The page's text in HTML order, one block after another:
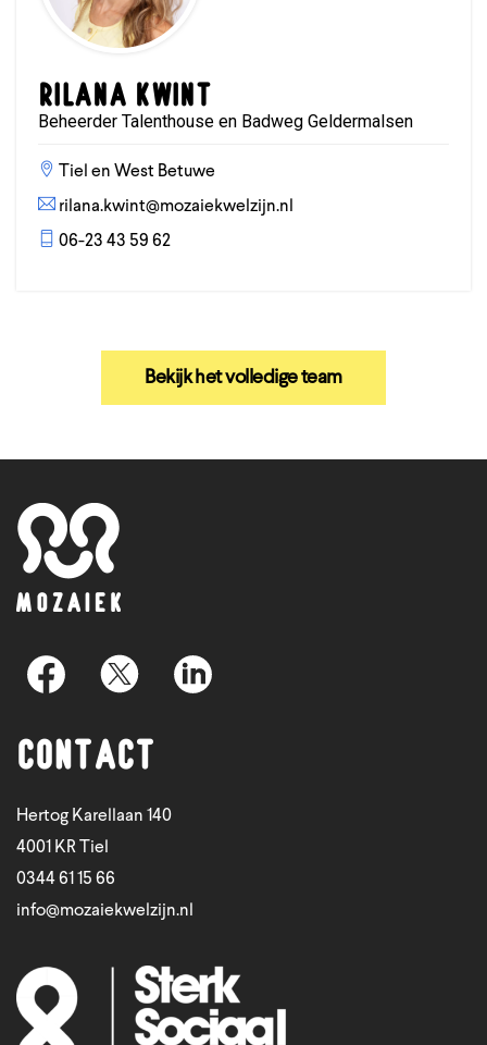
Rilana Kwint
Beheerder Talenthouse en Badweg Geldermalsen
Tiel en West Betuwe
rilana.kwint@mozaiekwelzijn.nl
06-23 43 59 62
Bekijk het volledige team
Contact
Hertog Karellaan 140
4001 KR Tiel
0344 61 15 66
info@mozaiekwelzijn.nl